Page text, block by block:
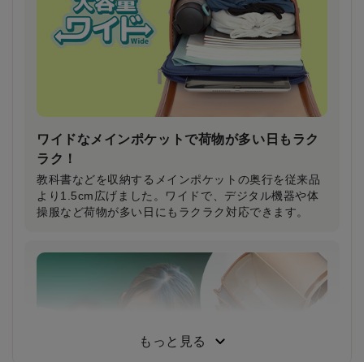
雨で視界が悪い日や夕暮れ時に、ランドセルのふちが
ピカッと光り、ドライバーの注意を引きます。
反射材なのにデザインはおしゃれ＆かっこいい
ピカッは素材の上に特殊加工を施すことにより、素材
ワイドなメインポケットで荷物が多い日もラク
ラク！
教科書などを収納するメインポケットの奥行を従来品
より1.5cm広げました。ワイドで、デジタル機器や体
操服など荷物が多い日にもラクラク対応できます。
もっと見る